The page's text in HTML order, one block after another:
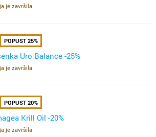
je završila
POPUST 25%
Uro Balance -25%
je završila
POPUST 20%
Krill Oil -20%
je završila